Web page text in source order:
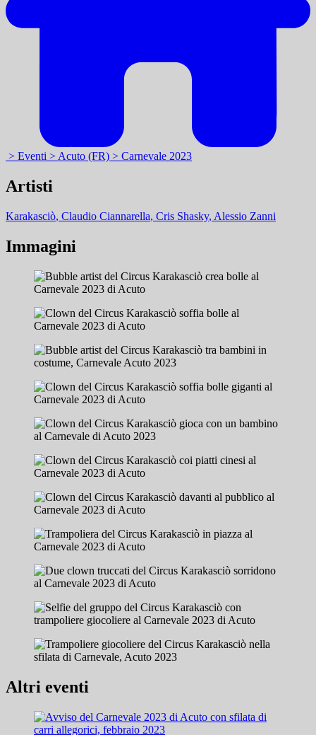
> Eventi > Acuto (FR) > Carnevale 2023
Artisti
Karakasciò, Claudio Ciannarella, Cris Shasky, Alessio Zanni
Immagini
Altri eventi